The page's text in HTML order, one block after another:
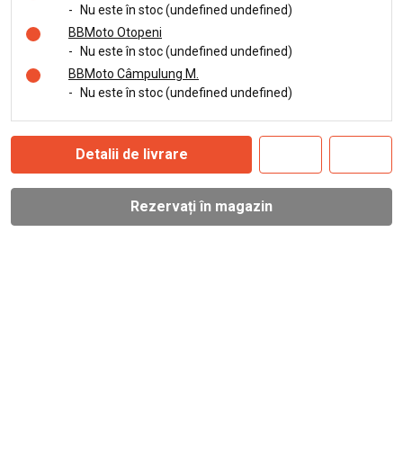
-
Nu este în stoc (undefined undefined)
BBMoto Otopeni
-
Nu este în stoc (undefined undefined)
BBMoto Câmpulung M.
-
Nu este în stoc (undefined undefined)
Detalii de livrare
Rezervați în magazin